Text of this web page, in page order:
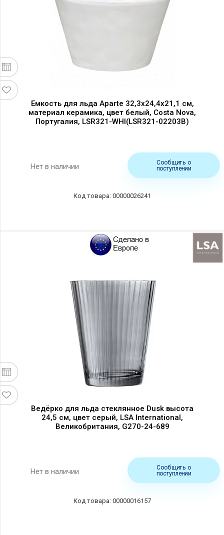
Емкость для льда Aparte 32,3х24,4х21,1 см,
материал керамика, цвет белый, Costa Nova,
Португалия, LSR321-WHI(LSR321-02203B)
Нет в наличии
Сообщить о
поступлении
00000026241
Ведёрко для льда стеклянное Dusk высота
24,5 см, цвет серый, LSA International,
Великобритания, G270-24-689
Нет в наличии
Сообщить о
поступлении
00000016157